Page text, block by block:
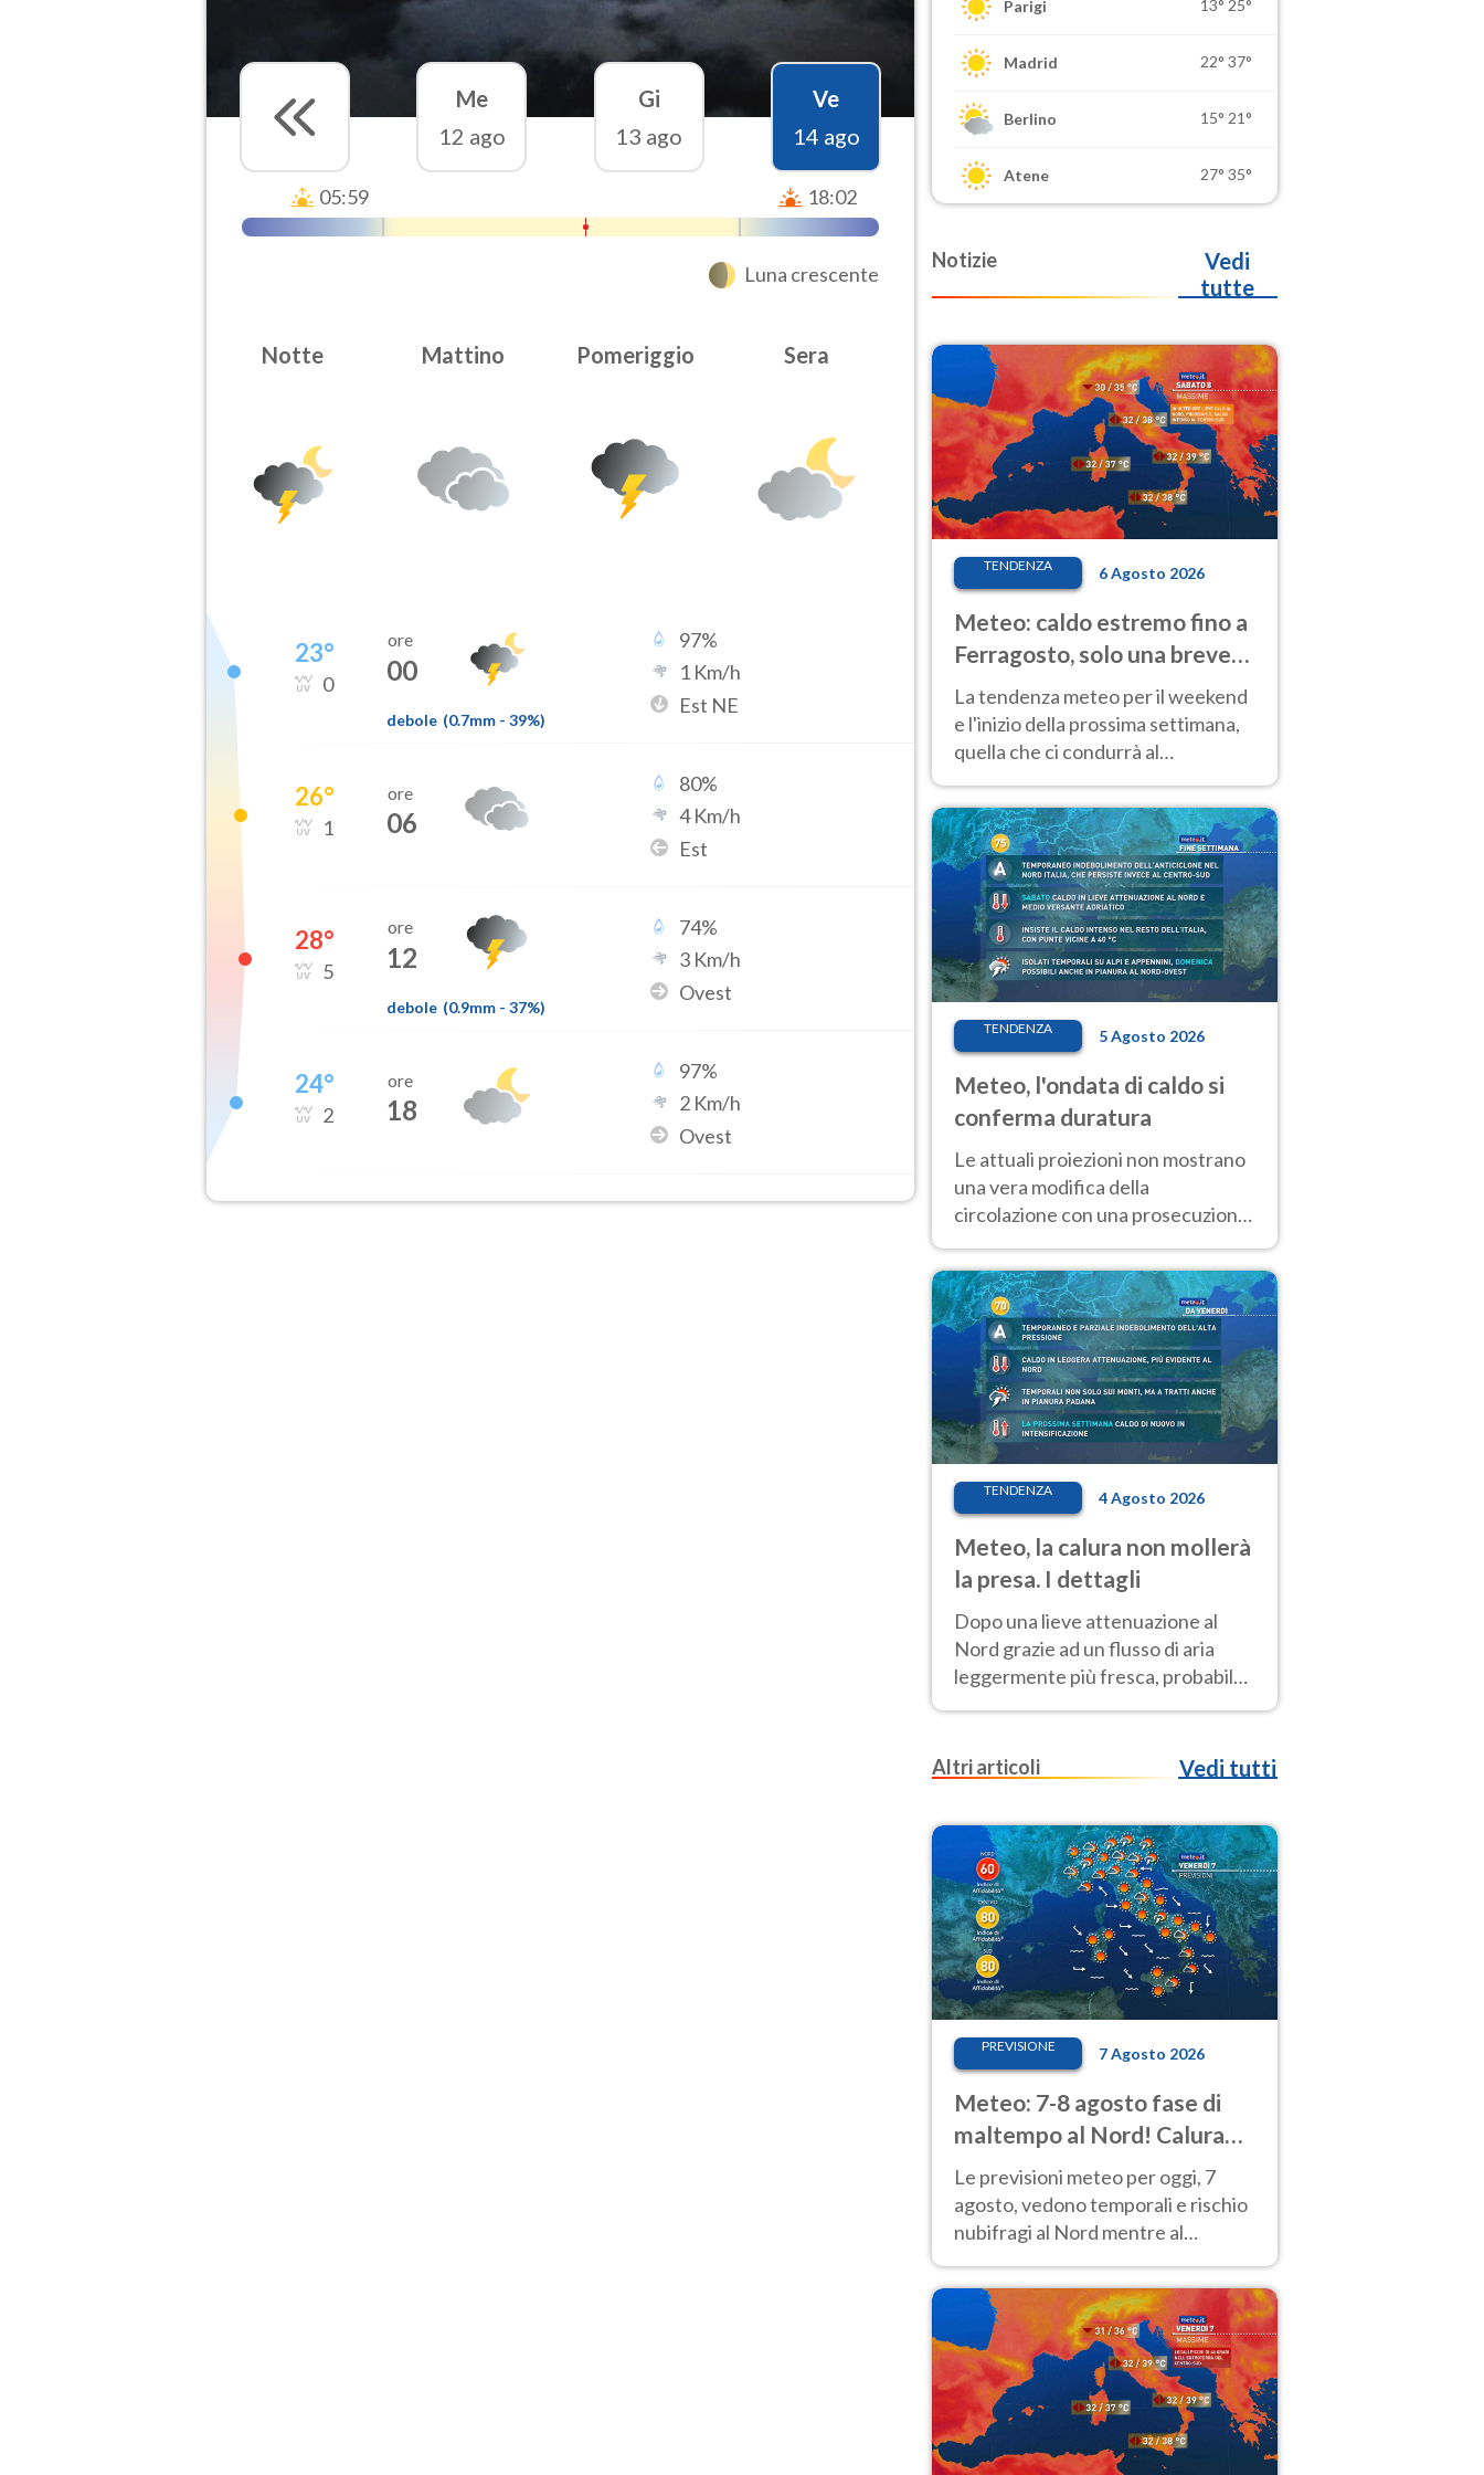
Me
12 ago
Gi
13 ago
Ve
14 ago
05:59 18:02
Luna crescente
Notte Mattino Pomeriggio Sera
23°
0
ore
00
debole (0.7mm - 39%)
97%
1 Km/h
Est NE
26°
1
ore
06
80%
4Km/h
Est
28°
5
ore
12
debole (0.9mm - 37%)
74%
3 Km/h
Ovest
24°
2
ore
18
97%
2 Km/h
Ovest
Parigi 13° 25°
Madrid 22° 37°
Berlino 15° 21°
Atene 27° 35°
Notizie
Vedi
tutte
TENDENZA 6 Agosto 2026
Meteo: caldo estremo fino a
Ferragosto, solo una breve
pausa. Ecco dove
La tendenza meteo per il weekend
e l'inizio della prossima settimana,
quella che ci condurrà al
temperature molto elevate
TENDENZA 5 Agosto 2026
Meteo, l'ondata di caldo si
conferma duratura
Le attuali proiezioni non mostrano
una vera modifica della
circolazione con una prosecuzione
giorni, compresa la settimana di
Ferragosto
TENDENZA 4 Agosto 2026
Meteo, la calura non mollerà
la presa. I dettagli
Dopo una lieve attenuazione al
Nord grazie ad un flusso di aria
leggermente più fresca, probabile
nuovo rinforzo dell’anticiclone
Altri articoli
Vedi tutti
PREVISIONE 7 Agosto 2026
Meteo: 7-8 agosto fase di
maltempo al Nord! Calura
fino a Ferragosto
Le previsioni meteo per oggi, 7
agosto, vedono temporali e rischio
nubifragi al Nord mentre al
molto intenso.